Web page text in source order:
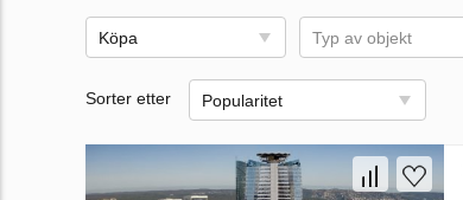
Köpa Typ av objekt
Sorter etter Popularitet